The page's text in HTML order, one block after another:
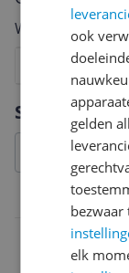
Specificaties
Welk cijfer geef
3
2
ook
gelden
elk